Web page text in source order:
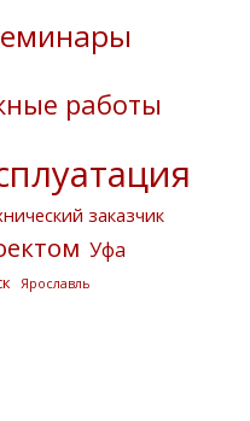
работы
заказчик
Уфа
Ярославль